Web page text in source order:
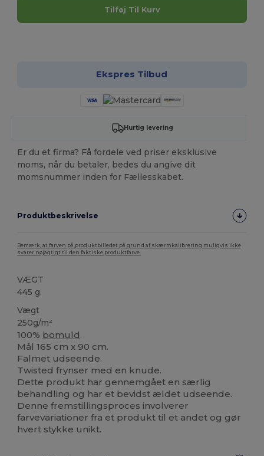
Tilføj Til Kurv
Ekspres Tilbud
Hurtig levering
Er du et firma? Få fordele ved priser eksklusive
moms, når du betaler, bedes du angive dit
momsnummer inden for Fællesskabet.
Produktbeskrivelse
Bemærk, at farven på produktbilledet på grund af skærmkalibrering muligvis ikke
svarer nøjagtigt til den faktiske produktfarve.
VÆGT
445 g.
Vægt
250g/m²
100% bomuld.
Mål 165 cm x 90 cm.
Falmet udseende.
Twisted frynser med en knude.
Dette produkt har gennemgået en særlig
behandling og har et bevidst ældet udseende.
Denne fremstillingsproces involverer
farvevariationer fra et produkt til et andet og gør
hvert stykke unikt.